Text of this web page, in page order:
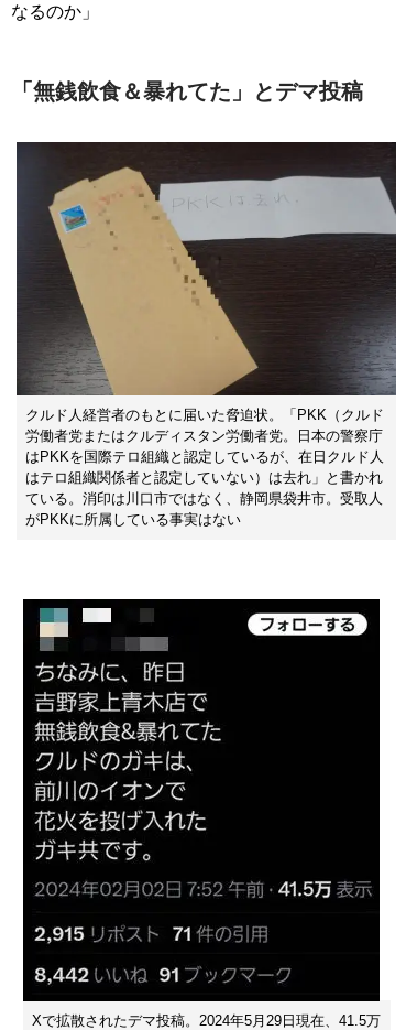
なるのか」
「無銭飲食＆暴れてた」とデマ投稿
クルド人経営者のもとに届いた脅迫状。「PKK（クルド
労働者党またはクルディスタン労働者党。日本の警察庁
はPKKを国際テロ組織と認定しているが、在日クルド人
はテロ組織関係者と認定していない）は去れ」と書かれ
ている。消印は川口市ではなく、静岡県袋井市。受取人
がPKKに所属している事実はない
Xで拡散されたデマ投稿。2024年5月29日現在、41.5万